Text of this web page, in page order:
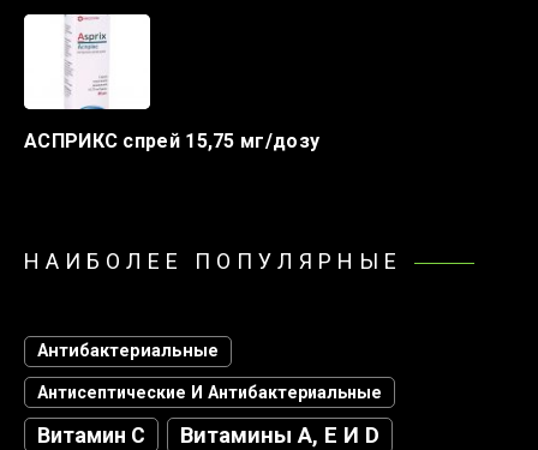
АСПРИКС спрей 15,75 мг/дозу
НАИБОЛЕЕ ПОПУЛЯРНЫЕ
Антибактериальные
Антисептические И Антибактериальные
Витамин С Витамины А, Е И D